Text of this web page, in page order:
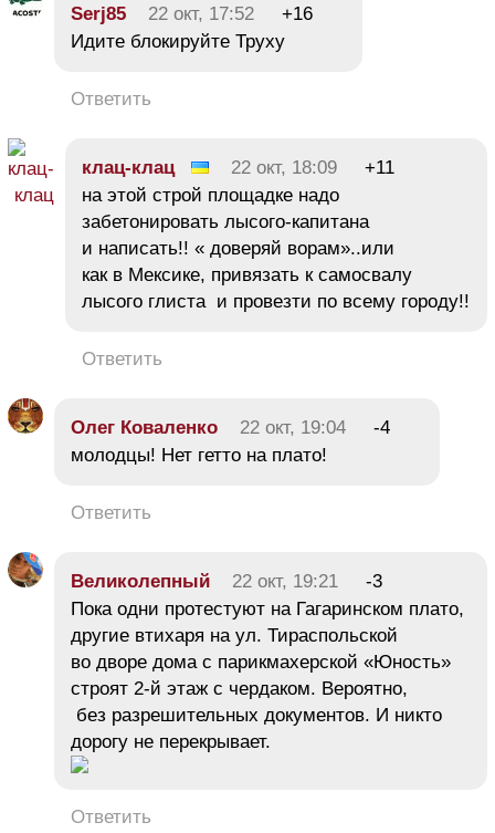
Serj85 22 окт, 17:52
+16
Идите блокируйте Труху
Ответить
клац-клац 22 окт, 18:09
+11
на этой строй площадке надо
забетонировать лысого-капитана
и написать!! « доверяй ворам»..или
как в Мексике, привязать к самосвалу
лысого глиста и провезти по всему городу!!
Ответить
Олег Коваленко 22 окт, 19:04
-4
молодцы! Нет гетто на плато!
Ответить
Великолепный 22 окт, 19:21
-3
Пока одни протестуют на Гагаринском плато,
другие втихаря на ул. Тираспольской
во дворе дома с парикмахерской «Юность»
строят 2-й этаж с чердаком. Вероятно,
без разрешительных документов. И никто
дорогу не перекрывает.
Ответить